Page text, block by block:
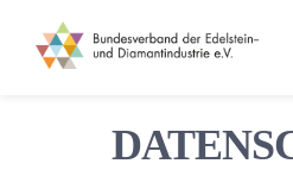
content